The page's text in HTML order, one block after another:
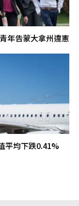
年告蒙大拿州違憲
平均下跌0.41%